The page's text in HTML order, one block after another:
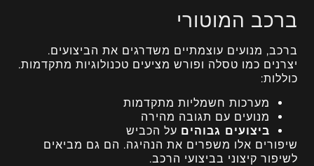
ברכב המוטורי
ברכב, מנועים עוצמתיים משדרגים את הביצועים.
יצרנים כמו טסלה ופורש מציעים טכנולוגיות מתקדמות.
כוללות:
מערכות חשמליות מתקדמות
מנועים עם תגובה מהירה
ביצועים גבוהים על הכביש
שיפורים אלו משפרים את הנהיגה. הם גם מביאים
לשיפור קיצוני בביצועי הרכב.